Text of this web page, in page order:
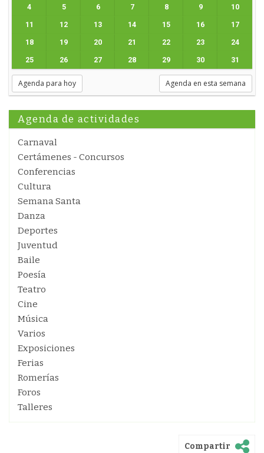
4 5 6 7 8 9 10
11 12 13 14 15 16 17
18 19 20 21 22 23 24
25 26 27 28 29 30 31
Agenda para hoy Agenda en esta semana
Agenda de actividades
Carnaval
Certámenes - Concursos
Conferencias
Cultura
Semana Santa
Danza
Deportes
Juventud
Baile
Poesía
Teatro
Cine
Música
Varios
Exposiciones
Ferias
Romerías
Foros
Talleres
Compartir